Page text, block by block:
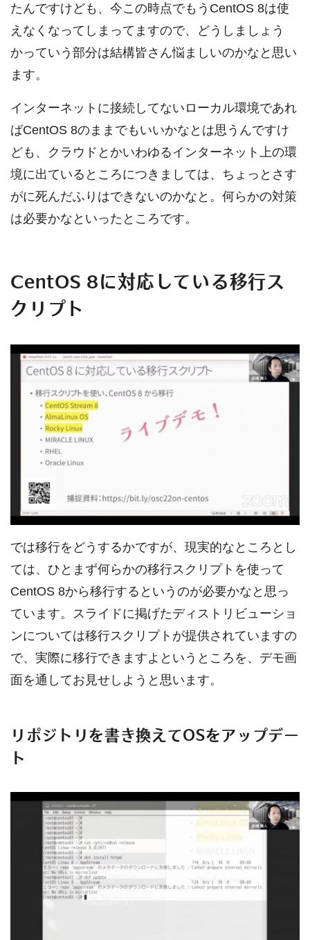
たんですけども、今この時点でもうCentOS 8は使
えなくなってしまってますので、どうしましょう
かっていう部分は結構皆さん悩ましいのかなと思い
ます。
インターネットに接続してないローカル環境であれ
ばCentOS 8のままでもいいかなとは思うんですけ
ども、クラウドとかいわゆるインターネット上の環
境に出ているところにつきましては、ちょっとさす
がに死んだふりはできないのかなと。何らかの対策
は必要かなといったところです。
CentOS 8に対応している移行ス
クリプト
では移行をどうするかですが、現実的なところとし
ては、ひとまず何らかの移行スクリプトを使って
CentOS 8から移行するというのが必要かなと思っ
ています。スライドに掲げたディストリビューショ
ンについては移行スクリプトが提供されていますの
で、実際に移行できますよというところを、デモ画
面を通してお見せしようと思います。
リポジトリを書き換えてOSをアップデー
ト